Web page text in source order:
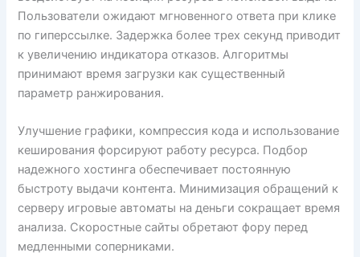
Пользователи ожидают мгновенного ответа при клике
по гиперссылке. Задержка более трех секунд приводит
к увеличению индикатора отказов. Алгоритмы
принимают время загрузки как существенный
параметр ранжирования.
Улучшение графики, компрессия кода и использование
кеширования форсируют работу ресурса. Подбор
надежного хостинга обеспечивает постоянную
быстроту выдачи контента. Минимизация обращений к
серверу игровые автоматы на деньги сокращает время
анализа. Скоростные сайты обретают фору перед
медленными соперниками.